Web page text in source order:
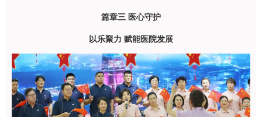
篇章三 医心守护
以乐聚力 赋能医院发展